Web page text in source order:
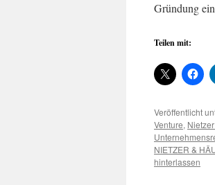
Gründung
Teilen mit:
Veröffentlicht
Venture,
NIETZER &
hinterlassen